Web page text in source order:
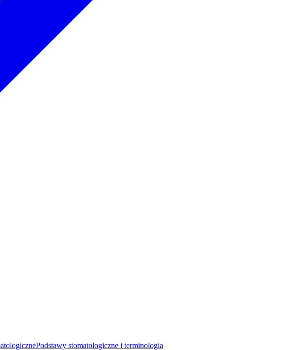
Podstawy stomatologiczne i terminologia